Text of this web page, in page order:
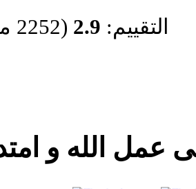
التقييم: 2.9 (2252 مرات التقييم)
عمل الله و